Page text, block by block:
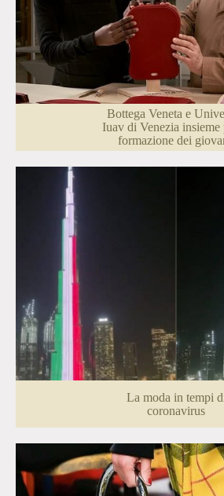
Bottega Veneta e
Iuav di Venezia insieme
formazione dei
La moda in tempi
coronavirus